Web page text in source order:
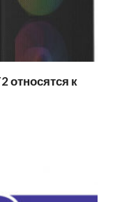
относятся к